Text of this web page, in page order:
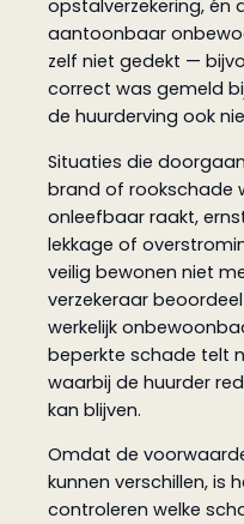
opstalverzekering,
aantoonbaar
zelf niet gedekt —
correct was gemeld
de huurderving ook
Situaties die
brand of rookschade
onleefbaar raakt,
lekkage of
veilig bewonen niet
verzekeraar
werkelijk
beperkte schade telt
waarbij de huurder
kan blijven.
Omdat de
kunnen verschillen, is
controleren welke